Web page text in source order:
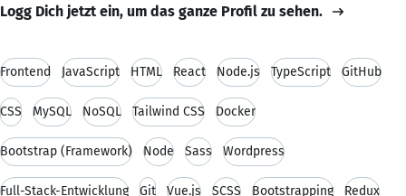
Logg Dich jetzt ein, um das ganze Profil zu sehen.
Frontend JavaScript HTML React Node.js TypeScript GitHub
CSS MySQL NoSQL Tailwind CSS Docker
Bootstrap (Framework) Node Sass Wordpress
Full-Stack-Entwicklung Git Vue.js SCSS Bootstrapping Redux